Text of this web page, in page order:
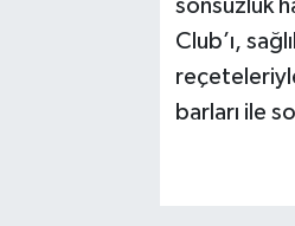
sonsuzluk
Club’ı,
barları ile